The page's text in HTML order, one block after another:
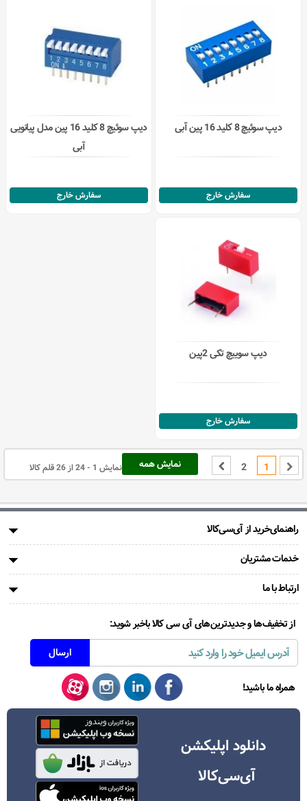
دیپ سوئیچ 8 کلید 16 پین آبی
سفارش خارج
دیپ سوئیچ 8 کلید 16 پین مدل پیانویی
آبی
سفارش خارج
دیپ سوییچ تکی 2پین
سفارش خارج
نمایش همه 1
2 نمایش 1 - 24 از 26 قلم کالا
راهنمای‌خرید از آی‌سی‌کالا
خدمات مشتریان
ارتباط با ما
از تخفیف‌ها و جدیدترین‌های آی سی کالا باخبر شوید:
همراه ما باشید!
دانلود اپلیکشن
آی‌سی‌کالا